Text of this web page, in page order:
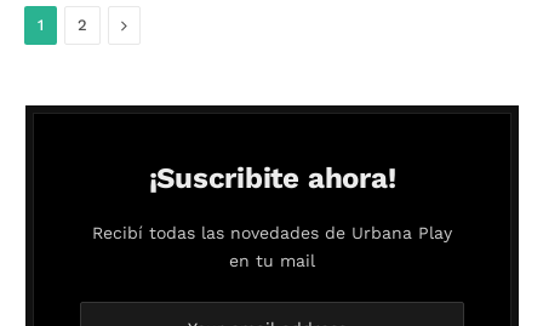
1 2 Siguiente
¡Suscribite ahora!
Recibí todas las novedades de Urbana Play
en tu mail